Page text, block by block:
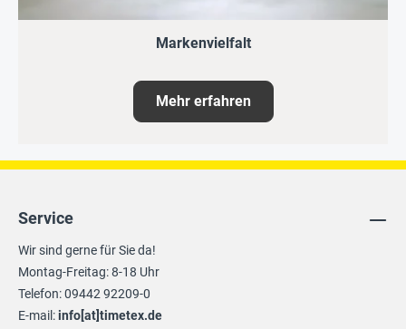
Markenvielfalt
Mehr erfahren
Service
Wir sind gerne für Sie da!
Montag-Freitag: 8-18 Uhr
Telefon: 09442 92209-0
E-mail:info[at]timetex.de